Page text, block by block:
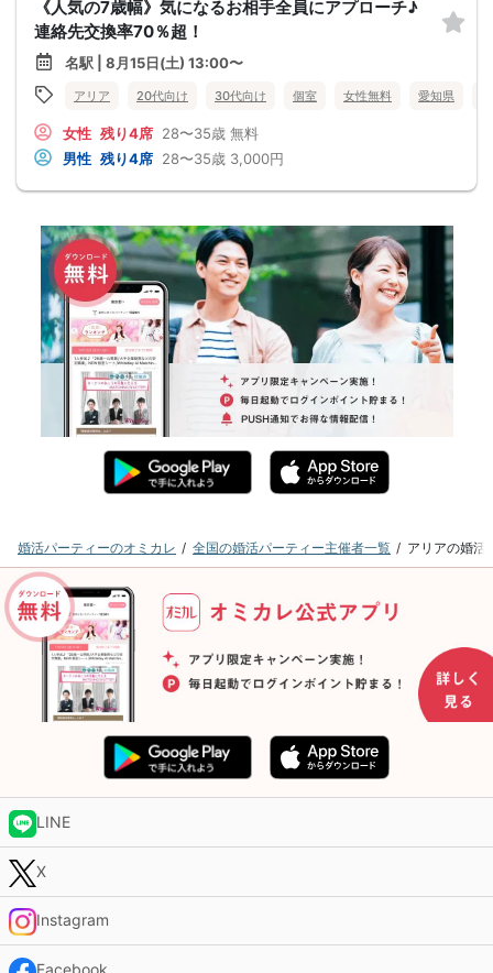
《人気の7歳幅》気になるお相手全員にアプローチ♪
連絡先交換率70％超！
名駅 | 8月15日(土) 13:00〜
アリア 20代向け 30代向け 個室 女性無料 愛知県
女性 残り4席 28〜35歳 無料
男性 残り4席 28〜35歳 3,000円
婚活パーティーのオミカレ 全国の婚活パーティー主催者一覧 アリアの婚活
LINE
X
Instagram
Facebook